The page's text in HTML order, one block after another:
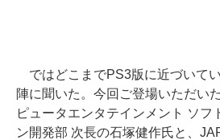
ではどこまでPS3版に近づいて
陣に聞いた。今回ご登場いただい
ピュータエンタテインメント ソフ
ン開発部 次長の石塚健作氏と、